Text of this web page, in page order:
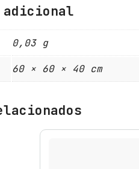
adicional
0,03 g
60 × 60 × 40 cm